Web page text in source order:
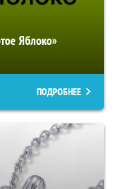
Яблоко»
ПОДРОБНЕЕ